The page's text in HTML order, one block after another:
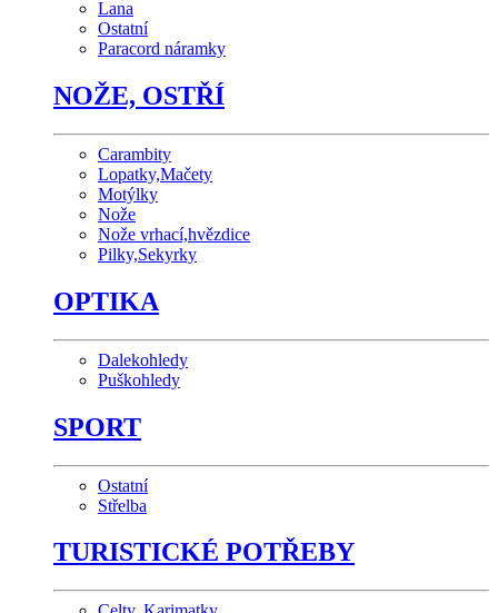
Lana
Ostatní
Paracord náramky
NOŽE, OSTŘÍ
Carambity
Lopatky,Mačety
Motýlky
Nože
Nože vrhací,hvězdice
Pilky,Sekyrky
OPTIKA
Dalekohledy
Puškohledy
SPORT
Ostatní
Střelba
TURISTICKÉ POTŘEBY